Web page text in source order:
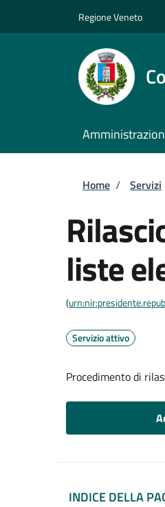
Regione Veneto
Home / Servizi
liste
(
Servizio attivo
Procedimento di
INDICE DELLA